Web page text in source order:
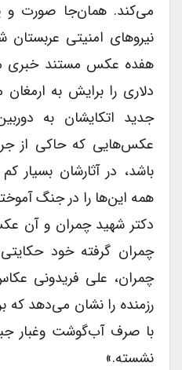
می‌کند. همان‌جا صورت و
نیروهاى امنیتى
هفده عکس مستند خبرى
دلاری را برایش به ارمغان
جدید اتکایشان به
عکس‌هایی که حاکى از
باشد، در آثارشان بسیار
همه این‌ها را در جنگ
دکتر شهید چمران و آن عکس
چمران گرفته خود
چمران، على فریدونى
رزمنده را نشان می‌دهد که
با صرف آب‌گوشت وغبار
نشسته.»